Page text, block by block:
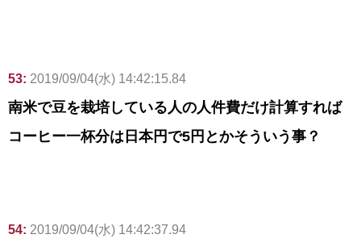
53: 2019/09/04(水) 14:42:15.84
南米で豆を栽培している人の人件費だけ計算すれば
コーヒー一杯分は日本円で5円とかそういう事？
54: 2019/09/04(水) 14:42:37.94